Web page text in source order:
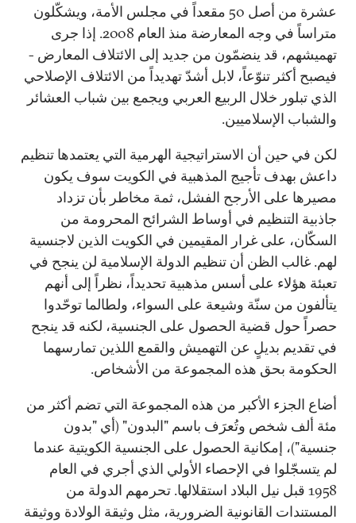
عشرة من أصل 50 مقعداً في مجلس الأمة، ويشكّلون
متراساً في وجه المعارضة منذ العام 2008. إذا جرى
تهميشهم، قد ينضمّون من جديد إلى الائتلاف المعارض -
فيصبح أكثر تنوّعاً، لابل أشدّ تهديداً من الائتلاف الإصلاحي
الذي تبلور خلال الربيع العربي ويجمع بين شباب العشائر
والشباب الإسلاميين.
لكن في حين أن الاستراتيجية الهرمية التي يعتمدها تنظيم
داعش بهدف تأجيج المذهبية في الكويت سوف يكون
مصيرها على الأرجح الفشل، ثمة مخاطر بأن تزداد
جاذبية التنظيم في أوساط الشرائح المحرومة من
السكّان، على غرار المقيمين في الكويت الذين لاجنسية
لهم. غالب الظن أن تنظيم الدولة الإسلامية لن ينجح في
تعبئة هؤلاء على أسس مذهبية تحديداً، نظراً إلى أنهم
يتألفون من سنّة وشيعة على السواء، ولطالما توحّدوا
حصراً حول قضية الحصول على الجنسية، لكنه قد ينجح
في تقديم بديلٍ عن التهميش والقمع اللذين تمارسهما
الحكومة بحق هذه المجموعة من الأشخاص.
أضاع الجزء الأكبر من هذه المجموعة التي تضم أكثر من
مئة ألف شخص وتُعرَف باسم "البدون" (أي "بدون
جنسية")، إمكانية الحصول على الجنسية الكويتية عندما
لم يتسجّلوا في الإحصاء الأولي الذي أجري في العام
1958 قبل نيل البلاد استقلالها. تحرمهم الدولة من
المستندات القانونية الضرورية، مثل وثيقة الولادة ووثيقة